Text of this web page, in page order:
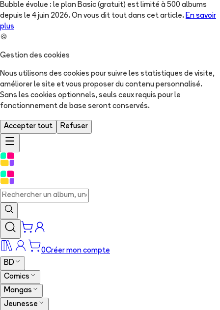
Bubble évolue : le plan Basic (gratuit) est limité à 500 albums
depuis le 4 juin 2026. On vous dit tout dans cet article. En savoir
plus
🍪
Gestion des cookies
Nous utilisons des cookies pour suivre les statistiques de visite,
améliorer le site et vous proposer du contenu personnalisé.
Sans les cookies optionnels, seuls ceux requis pour le
fonctionnement de base seront conservés.
Accepter tout Refuser
0Créer mon compte
BD
Comics
Mangas
Jeunesse